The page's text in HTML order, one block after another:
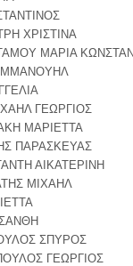
ΧΡΙΣΤΙΝΑ
ΜΑΡΙΑ
ΓΕΩΡΓΙΟΣ
ΜΑΡΙΕΤΤΑ
ΠΑΡΑΣΚΕΥΑΣ
ΑΙΚΑΤΕΡΙΝΗ
ΜΙΧΑΗΛ
ΣΠΥΡΟΣ
ΓΕΩΡΓΙΟΣ